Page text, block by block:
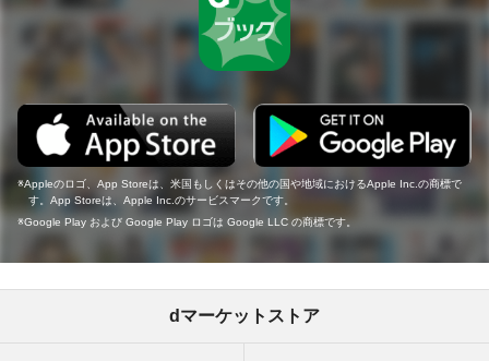
Appleのロゴ、App Storeは、米国もしくはその他の国や地域におけるApple Inc.の商標で
す。App Storeは、Apple Inc.のサービスマークです。
Google Play および Google Play ロゴは Google LLC の商標です。
dマーケットストア